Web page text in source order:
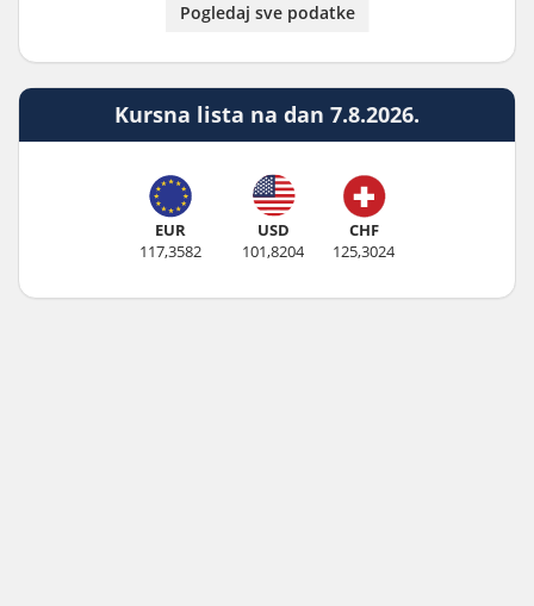
Pogledaj sve podatke
Kursna lista na dan 7.8.2026.
EUR
117,3582
USD
101,8204
CHF
125,3024